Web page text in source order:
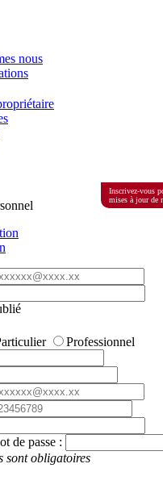
nous
Inscrivez-vous
mises à jour de
Professionnel
de passe :
sont obligatoires